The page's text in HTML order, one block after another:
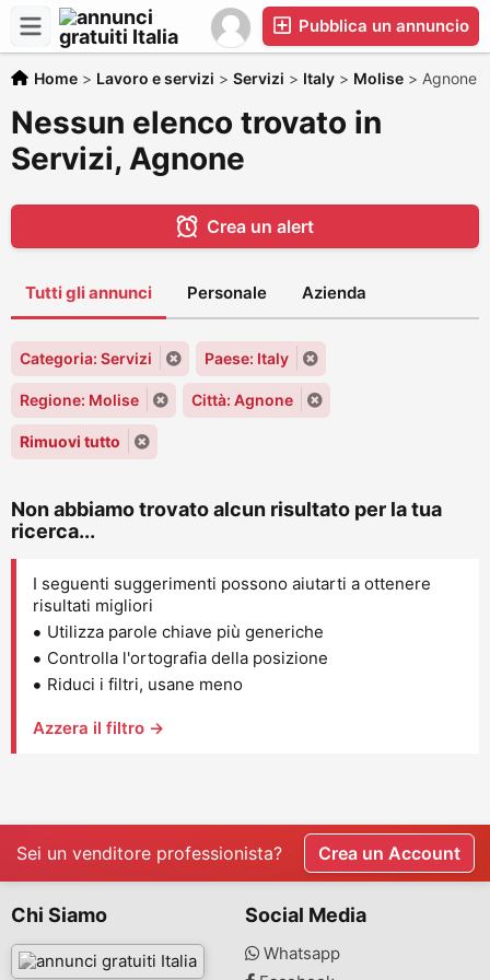
Pubblica un annuncio
Home > Lavoro e servizi > Servizi > Italy > Molise > Agnone
Nessun elenco trovato in
Servizi, Agnone
Crea un alert
Tutti gli annunci Personale Azienda
Categoria: Servizi Paese: Italy
Regione: Molise Città: Agnone
Rimuovi tutto
Non abbiamo trovato alcun risultato per la tua
ricerca...
I seguenti suggerimenti possono aiutarti a ottenere
risultati migliori
Utilizza parole chiave più generiche
Controlla l'ortografia della posizione
Riduci i filtri, usane meno
Azzera il filtro →
Sei un venditore professionista? Crea un Account
Chi Siamo Social Media
Whatsapp